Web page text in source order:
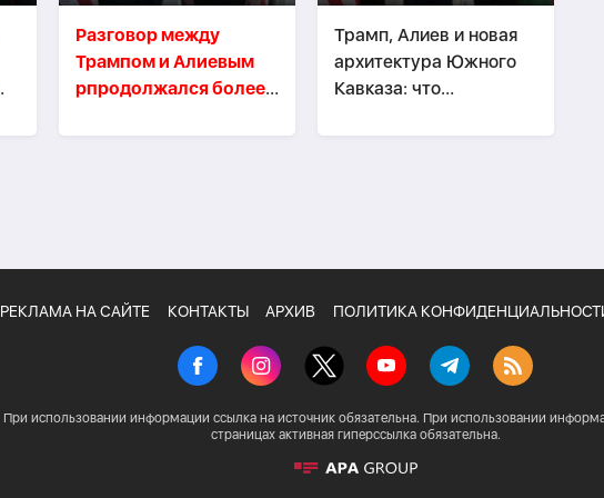
Разговор между
Трампом и Алиевым
рпродолжался более
Трамп, Алиев и новая
архитектура Южного
Кавказа: что
года -ВЗГЛЯД
РЕКЛАМА НА САЙТЕ КОНТАКТЫ АРХИВ ПОЛИТИКА
При использовании информации ссылка на источник обязательна. При использовании
страницах активная гиперссылка обязательна.